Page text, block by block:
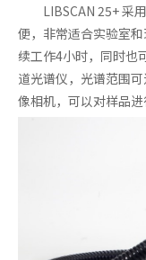
LIBSCAN 25+ 采
便，非常适合实验室
续工作4小时，同时也
道光谱仪，光谱范围
像相机，可以对样品进